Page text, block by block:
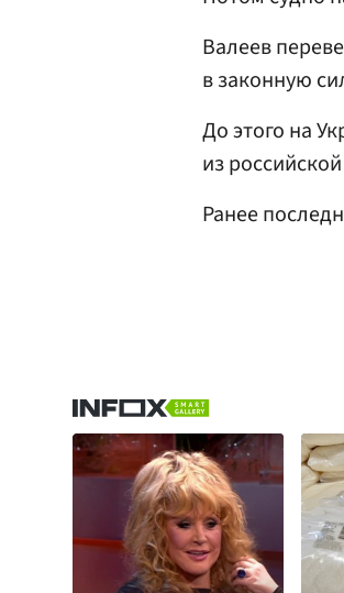
Валеев
в законную
До этого на
из
Ранее